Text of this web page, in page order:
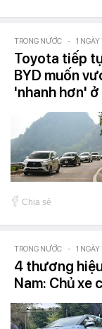
TRONG NƯỚC - 1
Toyota tiếp
BYD muốn
'nhanh hơn'
Chia sẻ
TRONG NƯỚC - 1
4 thương
Nam: Chủ xe